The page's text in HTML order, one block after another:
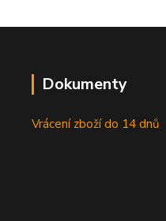
Dokumenty
Vrácení zboží do 14 dnů